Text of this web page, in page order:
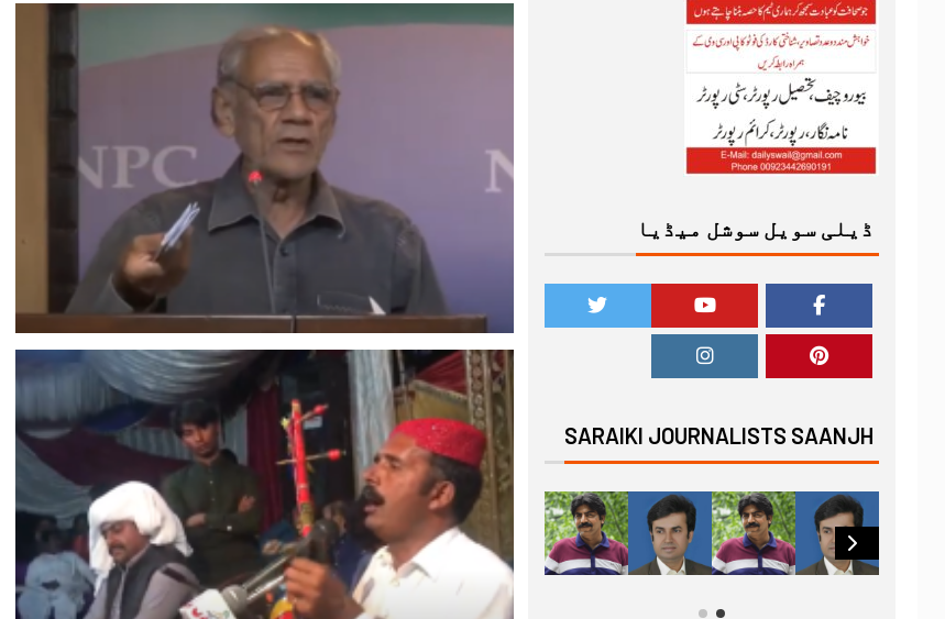
ڈیلی سویل سوشل میڈیا
SARAIKI JOURNALISTS SAANJH